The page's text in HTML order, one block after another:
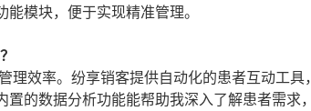
模块，便于实现精准管理。
效率。纷享销客提供自动化的患者互动工具，
的数据分析功能能帮助我深入了解患者需求，